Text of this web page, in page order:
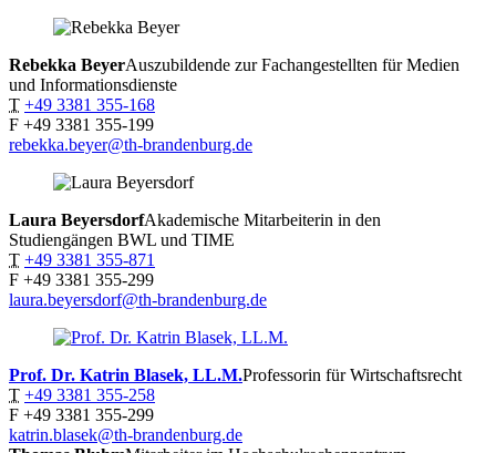
Rebekka BeyerAuszubildende zur Fachangestellten für Medien
und Informationsdienste
T +49 3381 355-168
F +49 3381 355-199
rebekka.beyer@th-brandenburg.de
Laura BeyersdorfAkademische Mitarbeiterin in den
Studiengängen BWL und TIME
T +49 3381 355-871
F +49 3381 355-299
laura.beyersdorf@th-brandenburg.de
Prof. Dr. Katrin Blasek, LL.M.Professorin für Wirtschaftsrecht
T +49 3381 355-258
F +49 3381 355-299
katrin.blasek@th-brandenburg.de